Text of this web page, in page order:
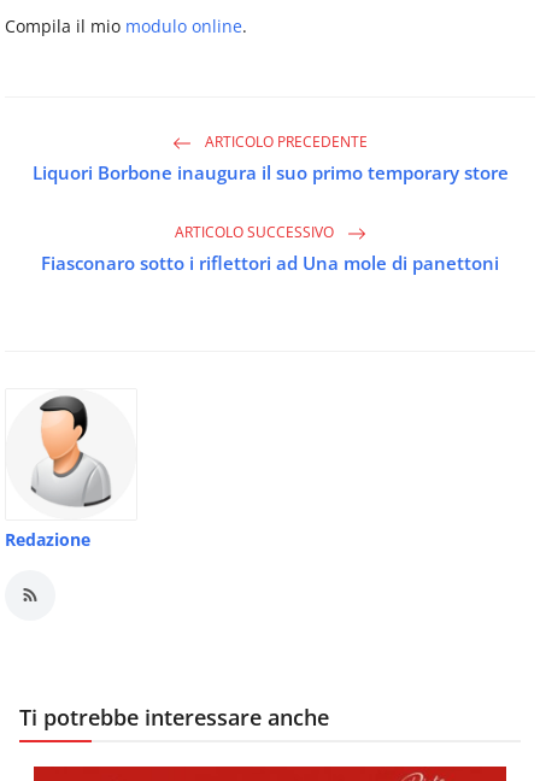
Compila il mio modulo online.
ARTICOLO PRECEDENTE
Liquori Borbone inaugura il suo primo temporary store
ARTICOLO SUCCESSIVO
Fiasconaro sotto i riflettori ad Una mole di panettoni
Redazione
Ti potrebbe interessare anche